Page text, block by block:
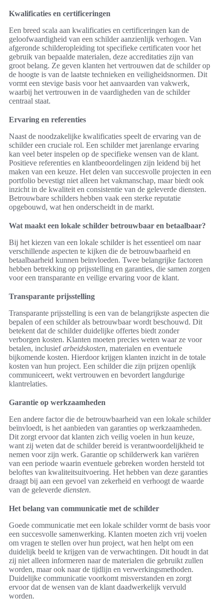
Kwalificaties en certificeringen
Een breed scala aan kwalificaties en certificeringen kan de
geloofwaardigheid van een schilder aanzienlijk verhogen. Van
afgeronde schilderopleiding tot specifieke certificaten voor het
gebruik van bepaalde materialen, deze accreditaties zijn van
groot belang. Ze geven klanten het vertrouwen dat de schilder op
de hoogte is van de laatste technieken en veiligheidsnormen. Dit
vormt een stevige basis voor het aanvaarden van vakwerk,
waarbij het vertrouwen in de vaardigheden van de schilder
centraal staat.
Ervaring en referenties
Naast de noodzakelijke kwalificaties speelt de ervaring van de
schilder een cruciale rol. Een schilder met jarenlange ervaring
kan veel beter inspelen op de specifieke wensen van de klant.
Positieve referenties en klantbeoordelingen zijn leidend bij het
maken van een keuze. Het delen van succesvolle projecten in een
portfolio bevestigt niet alleen het vakmanschap, maar biedt ook
inzicht in de kwaliteit en consistentie van de geleverde diensten.
Betrouwbare schilders hebben vaak een sterke reputatie
opgebouwd, wat hen onderscheidt in de markt.
Wat maakt een lokale schilder betrouwbaar en betaalbaar?
Bij het kiezen van een lokale schilder is het essentieel om naar
verschillende aspecten te kijken die de betrouwbaarheid en
betaalbaarheid kunnen beïnvloeden. Twee belangrijke factoren
hebben betrekking op prijsstelling en garanties, die samen zorgen
voor een transparante en veilige ervaring voor de klant.
Transparante prijsstelling
Transparante prijsstelling is een van de belangrijkste aspecten die
bepalen of een schilder als betrouwbaar wordt beschouwd. Dit
betekent dat de schilder duidelijke offertes biedt zonder
verborgen kosten. Klanten moeten precies weten waar ze voor
betalen, inclusiefarbeidskosten, materialen en eventuele
bijkomende kosten. Hierdoor krijgen klanten inzicht in de totale
kosten van hun project. Een schilder die zijn prijzen openlijk
communiceert, wekt vertrouwen en bevordert langdurige
klantrelaties.
Garantie op werkzaamheden
Een andere factor die de betrouwbaarheid van een lokale schilder
beïnvloedt, is het aanbieden van garanties op werkzaamheden.
Dit zorgt ervoor dat klanten zich veilig voelen in hun keuze,
want zij weten dat de schilder bereid is verantwoordelijkheid te
nemen voor zijn werk. Garantie op schilderwerk kan variëren
van een periode waarin eventuele gebreken worden hersteld tot
beloftes van kwaliteitsuitvoering. Het hebben van deze garanties
draagt bij aan een gevoel van zekerheid en verhoogt de waarde
van de geleverde diensten.
Het belang van communicatie met de schilder
Goede communicatie met een lokale schilder vormt de basis voor
een succesvolle samenwerking. Klanten moeten zich vrij voelen
om vragen te stellen over hun project, wat hen helpt om een
duidelijk beeld te krijgen van de verwachtingen. Dit houdt in dat
zij niet alleen informeren naar de materialen die gebruikt zullen
worden, maar ook naar de tijdlijn en verwerkingsmethoden.
Duidelijke communicatie voorkomt misverstanden en zorgt
ervoor dat de wensen van de klant daadwerkelijk vervuld
worden.